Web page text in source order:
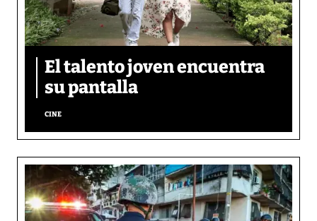
El talento joven encuentra
su pantalla​
CINE